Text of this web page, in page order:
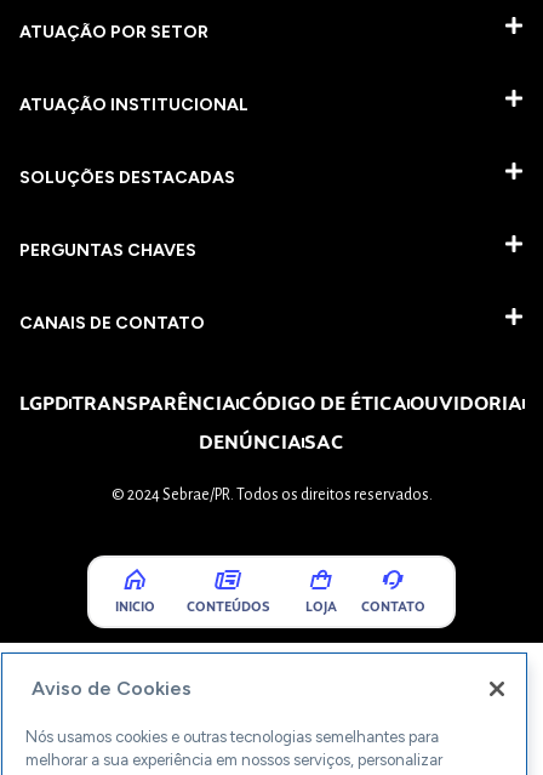
ATUAÇÃO POR SETOR
ATUAÇÃO INSTITUCIONAL
SOLUÇÕES DESTACADAS
PERGUNTAS CHAVES​
CANAIS DE CONTATO
LGPDTRANSPARÊNCIACÓDIGO DE ÉTICAOUVIDORIA
DENÚNCIASAC
© 2024 Sebrae/PR. Todos os direitos reservados.
INICIO CONTEÚDOS LOJA CONTATO
Aviso de Cookies
Nós usamos cookies e outras tecnologias semelhantes para
melhorar a sua experiência em nossos serviços, personalizar